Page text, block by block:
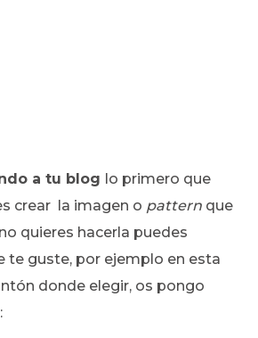
a tu blog lo primero que
crear la imagen o pattern que
quieres hacerla puedes
te guste, por ejemplo en esta
donde elegir, os pongo